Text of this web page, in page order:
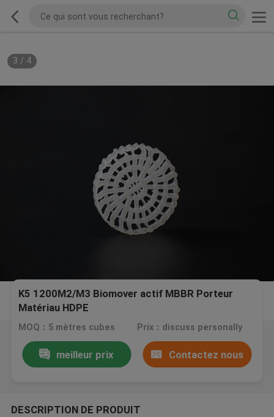
3 / 4
K5 1200M2/M3 Biomover actif MBBR Porteur
Matériau HDPE
MOQ：5 mètres cubes Prix：discuss personally
meilleur prix Contactez nous
DESCRIPTION DE PRODUIT